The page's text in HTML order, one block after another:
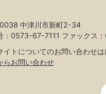
中津川市新町2-34
：0573-67-7111 ファックス
イトについてのお問い合わせ
らお問い合わせ